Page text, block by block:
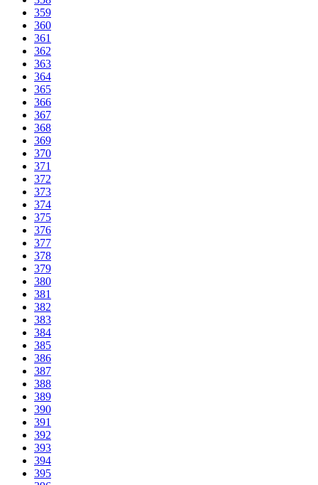
359
360
361
362
363
364
365
366
367
368
369
370
371
372
373
374
375
376
377
378
379
380
381
382
383
384
385
386
387
388
389
390
391
392
393
394
395